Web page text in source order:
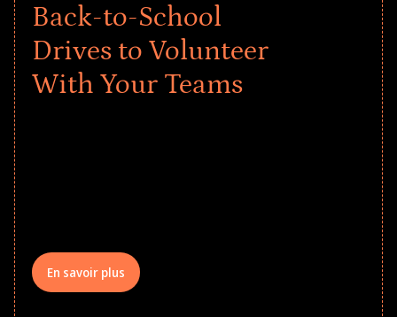
Back-to-School
Drives to Volunteer
With Your Teams
En savoir plus